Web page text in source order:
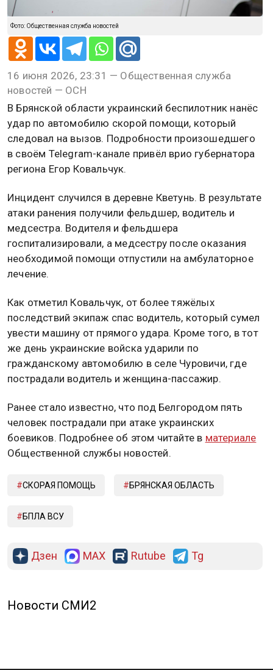
Фото: Общественная служба новостей
16 июня 2026, 23:31 — Общественная служба
новостей — ОСН
В Брянской области украинский беспилотник нанёс
удар по автомобилю скорой помощи, который
следовал на вызов. Подробности произошедшего
в своём Telegram-канале привёл врио губернатора
региона Егор Ковальчук.
Инцидент случился в деревне Кветунь. В результате
атаки ранения получили фельдшер, водитель и
медсестра. Водителя и фельдшера
госпитализировали, а медсестру после оказания
необходимой помощи отпустили на амбулаторное
лечение.
Как отметил Ковальчук, от более тяжёлых
последствий экипаж спас водитель, который сумел
увести машину от прямого удара. Кроме того, в тот
же день украинские войска ударили по
гражданскому автомобилю в селе Чуровичи, где
пострадали водитель и женщина-пассажир.
Ранее стало известно, что под Белгородом пять
человек пострадали при атаке украинских
боевиков. Подробнее об этом читайте в материале
Общественной службы новостей.
СКОРАЯ ПОМОЩЬ БРЯНСКАЯ ОБЛАСТЬ
БПЛА ВСУ
Дзен MAX Rutube Tg
Новости СМИ2